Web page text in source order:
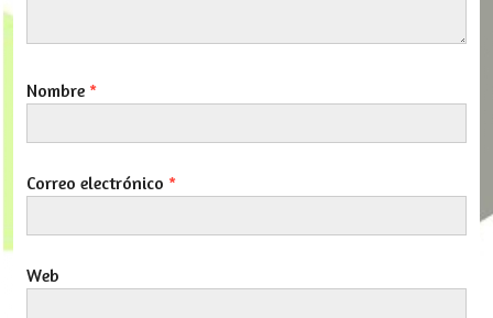
Nombre *
Correo electrónico *
Web